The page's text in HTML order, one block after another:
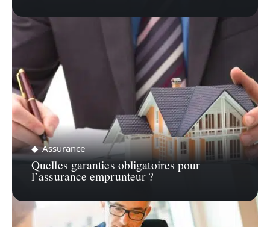
Assurance
Quelles garanties obligatoires pour
l’assurance emprunteur ?